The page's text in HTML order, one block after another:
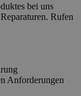
bei uns
Rufen
Anforderungen